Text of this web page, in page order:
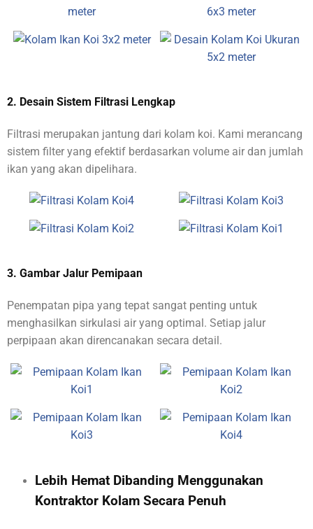
2. Desain Sistem Filtrasi Lengkap
Filtrasi merupakan jantung dari kolam koi. Kami merancang
sistem filter yang efektif berdasarkan volume air dan jumlah
ikan yang akan dipelihara.
3. Gambar Jalur Pemipaan
Penempatan pipa yang tepat sangat penting untuk
menghasilkan sirkulasi air yang optimal. Setiap jalur
perpipaan akan direncanakan secara detail.
Lebih Hemat Dibanding Menggunakan
Kontraktor Kolam Secara Penuh